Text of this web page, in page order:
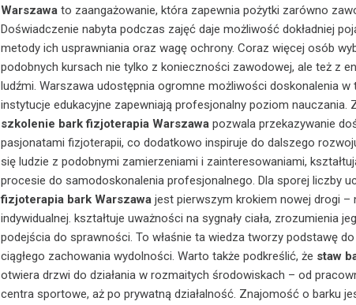
Warszawa to zaangażowanie, która zapewnia pożytki zarówno
Doświadczenie nabyta podczas zajęć daje możliwość dokładniej
metody ich usprawniania oraz wagę ochrony. Coraz więcej osób
podobnych kursach nie tylko z konieczności zawodowej, ale też z
ludźmi. Warszawa udostępnia ogromne możliwości doskonalenia w
instytucje edukacyjne zapewniają profesjonalny poziom nauczania.
szkolenie bark fizjoterapia Warszawa pozwala przekazywanie
pasjonatami fizjoterapii, co dodatkowo inspiruje do dalszego
się ludzie z podobnymi zamierzeniami i zainteresowaniami,
procesie do samodoskonalenia profesjonalnego. Dla sporej liczby
fizjoterapia bark Warszawa jest pierwszym krokiem nowej drogi –
indywidualnej. kształtuje uważności na sygnały ciała, zrozumienia
podejścia do sprawności. To właśnie ta wiedza tworzy podstawę
ciągłego zachowania wydolności. Warto także podkreślić, że staw
otwiera drzwi do działania w rozmaitych środowiskach – od
centra sportowe, aż po prywatną działalność. Znajomość o barku